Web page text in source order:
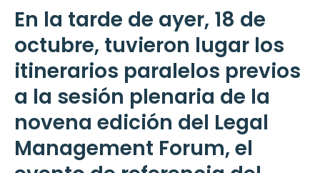
En la tarde de ayer, 18 de
octubre, tuvieron lugar los
itinerarios paralelos previos
a la sesión plenaria de la
novena edición del Legal
Management Forum, el